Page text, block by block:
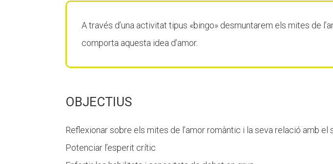
A través d’una activitat tipus «bingo» desmuntarem els mites de
comporta aquesta idea d’amor.
OBJECTIUS
Reflexionar sobre els mites de l’amor romàntic i la seva relació amb el
Potenciar l’esperit crític